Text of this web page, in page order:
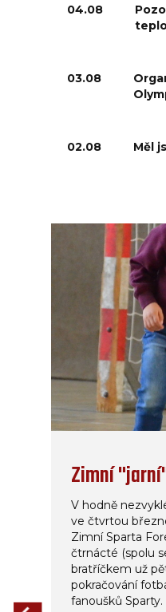
04.08
03.08
02.08 Měl
Zimní
V hodně
ve čtvrtou
Zimní Sparta
čtrnácté (spolu
bratříčkem už
pokračování
fanoušků Sparty.